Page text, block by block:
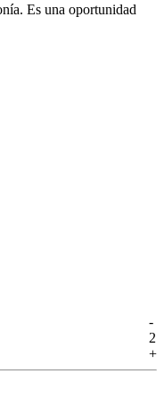
Es una oportunidad
-
2
+